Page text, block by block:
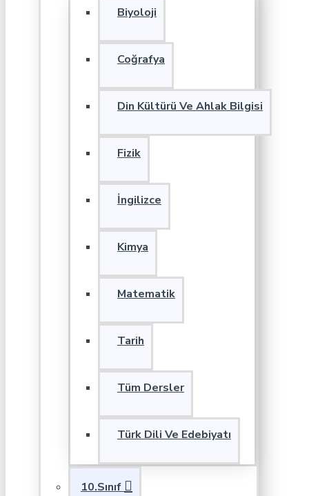
Biyoloji
Coğrafya
Din Kültürü Ve Ahlak Bilgisi
Fizik
İngilizce
Kimya
Matematik
Tarih
Tüm Dersler
Türk Dili Ve Edebiyatı
10.Sınıf